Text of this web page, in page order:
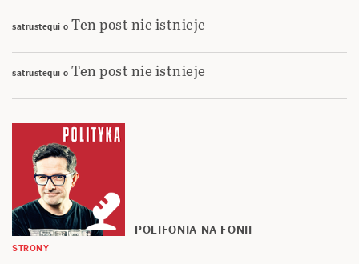
satrustequi o Ten post nie istnieje
satrustequi o Ten post nie istnieje
POLIFONIA NA FONII
STRONY